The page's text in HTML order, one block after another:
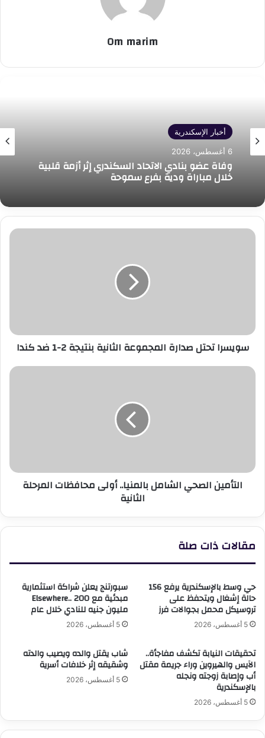
Om marim
أخبار الإسكندرية
6 أغسطس، 2026
وفاة عضو بنادي الاتحاد السكندري إثر أزمة قلبية
خلال مباراة ودية بفرع سموحة
سويسرا
ضد
كنداسويسرا تحتل صدارة المجموعة الثانية بنتيجة 2-1 ضد كندا
التأمين
التأمين الصحي الشامل بالمنيا.. أولى محافظات المرحلة
الثانية
مقالات ذات صلة
حي وسط بالإسكندرية يرفع 156
حالة إشغال ويتحفظ على
تروسيكل محمل بجوالات فرز
5 أغسطس، 2026
سبورتنج يعلن شراكة استثمارية
مبدئية مع Elsewhere.. 200
مليون جنيه للنادي خلال عام
5 أغسطس، 2026
تحقيقات النيابة تكشف مفاجأة..
الآيس والهيروين وراء جريمة مقتل
أب وإصابة زوجته ونجله
بالإسكندرية
5 أغسطس، 2026
شاب يقتل والده ويصيب والدته
وشقيقه إثر خلافات أسرية
5 أغسطس، 2026